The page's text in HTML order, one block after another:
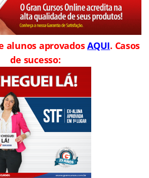
alunos aprovadosAQUI. Casos
de sucesso: